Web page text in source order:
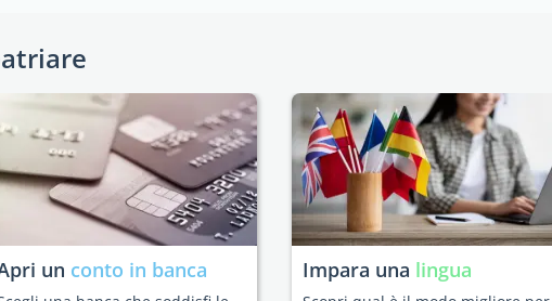
un conto in banca Impara una lingua